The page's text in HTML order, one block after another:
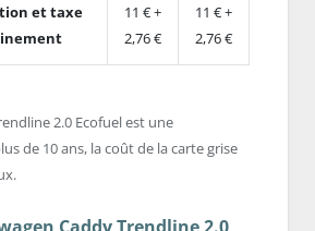
et taxe
11 € +
2,76 €
11 € +
2,76 €
2.0 Ecofuel est une
de 10 ans, la coût de la carte grise